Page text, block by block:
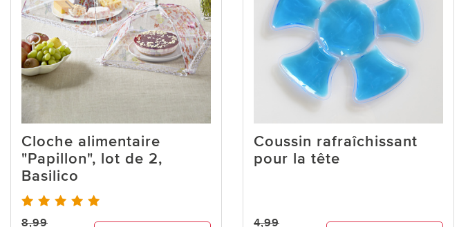
Cloche alimentaire
"Papillon", lot de 2,
Basilico
8,99
Coussin rafraîchissant
pour la tête
4,99